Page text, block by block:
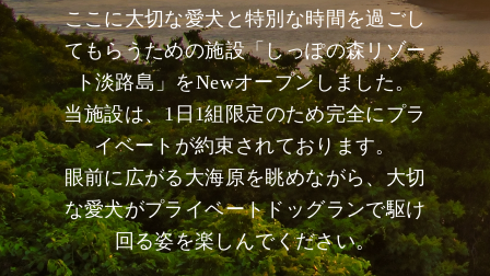
ここに大切な愛犬と特別な時間を過ごし
てもらうための施設「しっぽの森リゾー
ト淡路島」をNewオープンしました。
当施設は、1日1組限定のため完全にプラ
イベートが約束されております。
眼前に広がる大海原を眺めながら、大切
な愛犬がプライベートドッグランで駆け
回る姿を楽しんでください。